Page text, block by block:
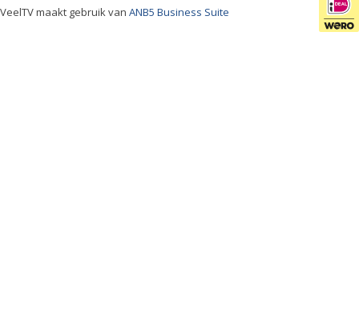
VeelTV maakt gebruik van ANB5 Business Suite